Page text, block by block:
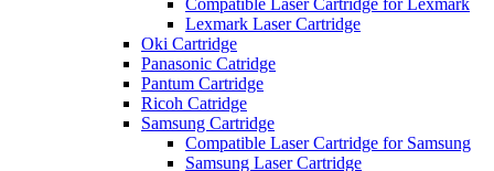
Compatible Laser Cartridge for Lexmark
Lexmark Laser Cartridge
Oki Cartridge
Panasonic Catridge
Pantum Cartridge
Ricoh Catridge
Samsung Cartridge
Compatible Laser Cartridge for Samsung
Samsung Laser Cartridge